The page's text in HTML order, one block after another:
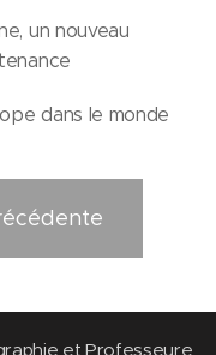
un nouveau
dans le monde
et Professeure